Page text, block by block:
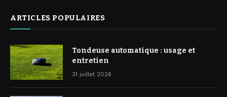
ARTICLES POPULAIRES
Tondeuse automatique : usage et
entretien
31 juillet 2026